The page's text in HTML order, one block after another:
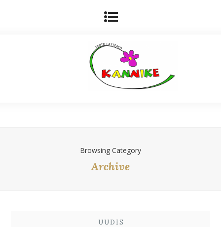
Browsing Category
Archive
UUDIS